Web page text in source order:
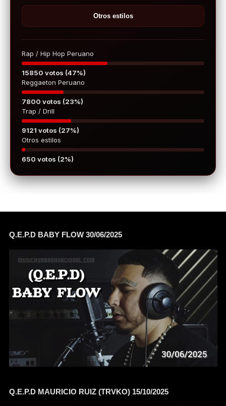
Otros estilos
Rap / Hip Hop Peruano
15850 votos (47%)
Reggaeton Peruano
7800 votos (23%)
Trap / Drill
9121 votos (27%)
Otros estilos
650 votos (2%)
Q.E.P.D BABY FLOW 30/06/2025
Q.E.P.D MAURICIO RUIZ (TRVKO) 15/10/2025